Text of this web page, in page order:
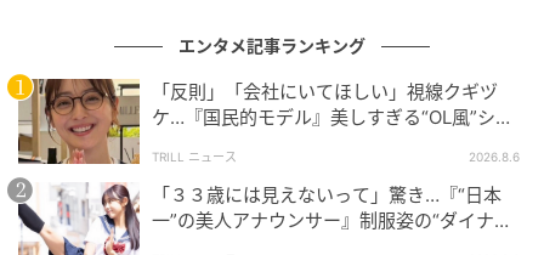
ぞかせた内田さん。ラグジュアリーな空間とエレガン
トな佇まいが見事に調和していますね。まるでファッ
ション誌のワンシーンのような仕上がりです！
エンタメ記事ランキング
「反則」「会社にいてほしい」視線クギヅ
ケ…『国民的モデル』美しすぎる“OL風”ショ
TRILL ニュース 2026.8.6
「３３歳には見えないって」驚き…『“日本
一”の美人アナウンサー』制服姿の“ダイナミ